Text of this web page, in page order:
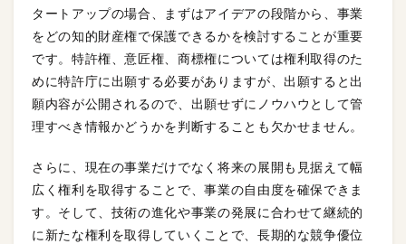
タートアップの場合、まずはアイデアの段階から、事業
をどの知的財産権で保護できるかを検討することが重要
です。特許権、意匠権、商標権については権利取得のた
めに特許庁に出願する必要がありますが、出願すると出
願内容が公開されるので、出願せずにノウハウとして管
理すべき情報かどうかを判断することも欠かせません。
さらに、現在の事業だけでなく将来の展開も見据えて幅
広く権利を取得することで、事業の自由度を確保できま
す。そして、技術の進化や事業の発展に合わせて継続的
に新たな権利を取得していくことで、長期的な競争優位